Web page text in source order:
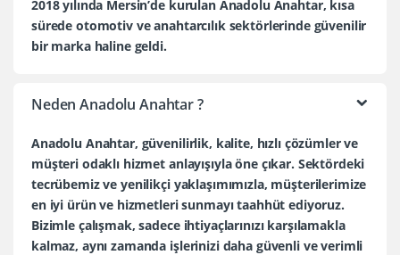
2018 yılında Mersin’de kurulan Anadolu Anahtar, kısa
sürede otomotiv ve anahtarcılık sektörlerinde güvenilir
bir marka haline geldi.
Neden Anadolu Anahtar ?
Anadolu Anahtar, güvenilirlik, kalite, hızlı çözümler ve
müşteri odaklı hizmet anlayışıyla öne çıkar. Sektördeki
tecrübemiz ve yenilikçi yaklaşımımızla, müşterilerimize
en iyi ürün ve hizmetleri sunmayı taahhüt ediyoruz.
Bizimle çalışmak, sadece ihtiyaçlarınızı karşılamakla
kalmaz, aynı zamanda işlerinizi daha güvenli ve verimli